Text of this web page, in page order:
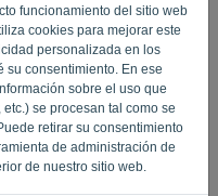
funcionamiento del sitio web
cookies para mejorar este
personalizada en los
su consentimiento. En ese
sobre el uso que
se procesan tal como se
Puede retirar su consentimiento
de administración de
de nuestro sitio web.
Contraseña olvidada?